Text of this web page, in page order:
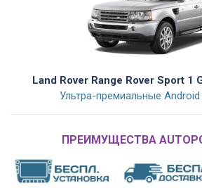
Land Rover Range Rover Sport 1
Ультра-премиальные
ПРЕИМУЩЕСТВА